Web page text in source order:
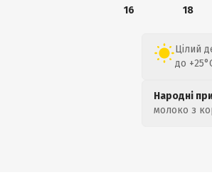
16
18
Цілий
до
Народні
молоко з